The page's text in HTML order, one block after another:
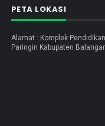
PETA LOKASI
Alamat : Komplek
Paringin Kabupaten